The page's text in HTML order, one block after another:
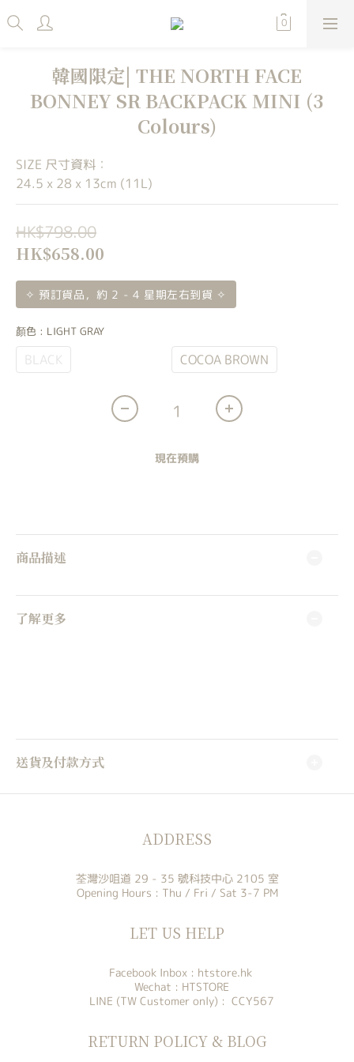
韓國限定| THE NORTH FACE
BONNEY SR BACKPACK MINI (3
Colours)
SIZE 尺寸資料：
24.5 x 28 x 13cm (11L)
HK$798.00
HK$658.00
✧ 預訂貨品，約 2 - 4 星期左右到貨 ✧
顏色 : LIGHT GRAY
BLACK COCOA BROWN
現在預購
商品描述
了解更多
送貨及付款方式
ADDRESS
荃灣沙咀道 29 - 35 號科技中心 2105 室
Opening Hours : Thu / Fri / Sat 3-7 PM
LET US HELP
Facebook Inbox : htstore.hk
Wechat : HTSTORE
LINE (TW Customer only) : CCY567
RETURN POLICY & BLOG